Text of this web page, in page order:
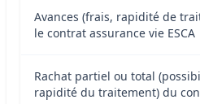
Avances (frais, rapidité de
le contrat assurance vie ESCA
Rachat partiel ou total
rapidité du traitement) du